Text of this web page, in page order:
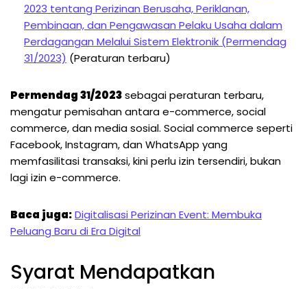
2023 tentang Perizinan Berusaha, Periklanan,
Pembinaan, dan Pengawasan Pelaku Usaha dalam
Perdagangan Melalui Sistem Elektronik (Permendag
31/2023) (Peraturan terbaru)
Permendag 31/2023sebagai peraturan terbaru,
mengatur pemisahan antara e-commerce, social
commerce, dan media sosial. Social commerce seperti
Facebook, Instagram, dan WhatsApp yang
memfasilitasi transaksi, kini perlu izin tersendiri, bukan
lagi izin e-commerce.
Baca juga:Digitalisasi Perizinan Event: Membuka
Peluang Baru di Era Digital
Syarat Mendapatkan